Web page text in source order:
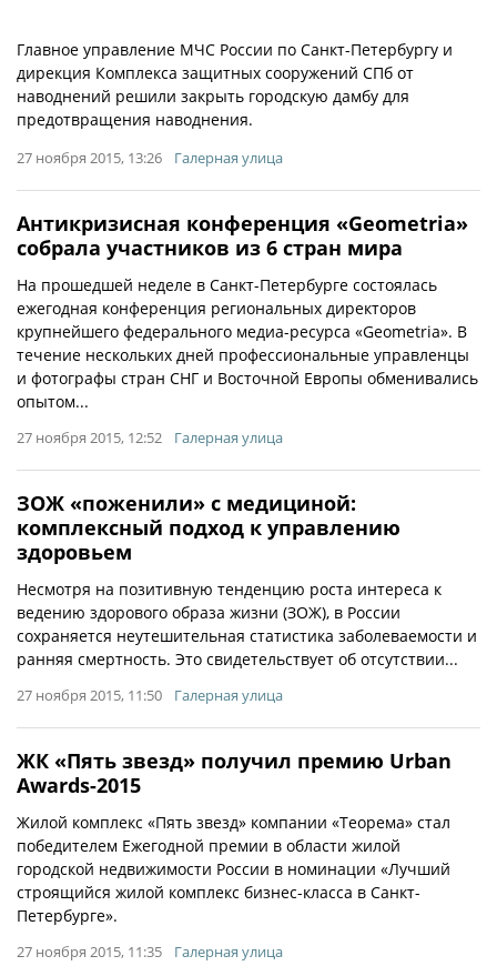
Главное управление МЧС России по Санкт-Петербургу и
дирекция Комплекса защитных сооружений СПб от
наводнений решили закрыть городскую дамбу для
предотвращения наводнения.
27 ноября 2015, 13:26 Галерная улица
Антикризисная конференция «Geometria»
собрала участников из 6 стран мира
На прошедшей неделе в Санкт-Петербурге состоялась
ежегодная конференция региональных директоров
крупнейшего федерального медиа-ресурса «Geometria». В
течение нескольких дней профессиональные управленцы
и фотографы стран СНГ и Восточной Европы обменивались
опытом...
27 ноября 2015, 12:52 Галерная улица
ЗОЖ «поженили» с медициной:
комплексный подход к управлению
здоровьем
Несмотря на позитивную тенденцию роста интереса к
ведению здорового образа жизни (ЗОЖ), в России
сохраняется неутешительная статистика заболеваемости и
ранняя смертность. Это свидетельствует об отсутствии...
27 ноября 2015, 11:50 Галерная улица
ЖК «Пять звезд» получил премию Urban
Awards-2015
Жилой комплекс «Пять звезд» компании «Теорема» стал
победителем Ежегодной премии в области жилой
городской недвижимости России в номинации «Лучший
строящийся жилой комплекс бизнес-класса в Санкт-
Петербурге».
27 ноября 2015, 11:35 Галерная улица